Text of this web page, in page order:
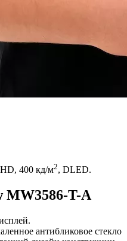
400 кд/м2, DLED.
MW3586-T-A
антибликовое стекло